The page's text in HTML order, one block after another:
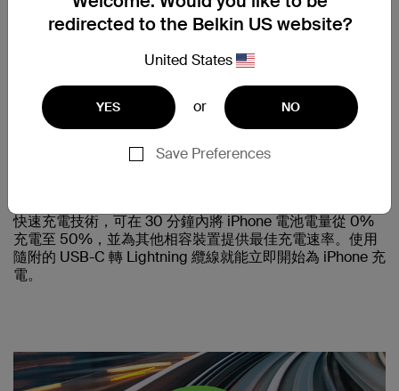
redirected to the Belkin US website?
United States
YES or NO
Save Preferences
快速充電技術，可在 30 分鐘內將 iPhone 電池電量從 0%
充電至 50%，並為其他相容裝置提供最佳充電速率。使用
隨附的 USB-C 轉 Lightning 纜線就能立即開始為 iPhone 充
電。